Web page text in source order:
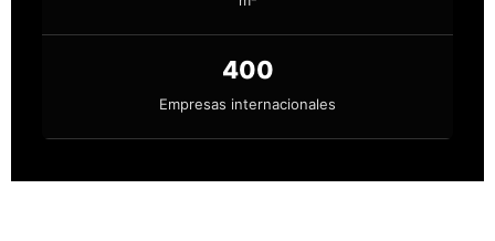
400
Empresas internacionales